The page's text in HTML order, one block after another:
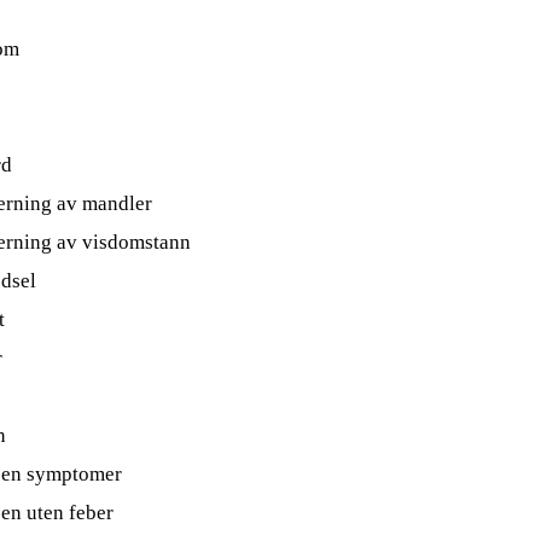
av mandler
av visdomstann
symptomer
uten feber